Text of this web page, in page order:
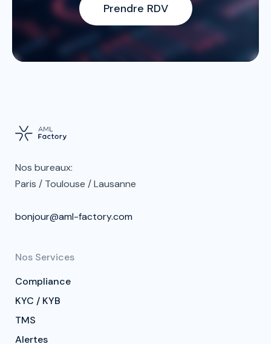
Prendre RDV
Nos bureaux:
Paris / Toulouse / Lausanne
bonjour@aml-factory.com
Nos Services
Compliance
KYC / KYB
TMS
Alertes